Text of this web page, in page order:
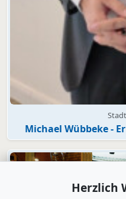
Michael Wübbeke -
Herzlich